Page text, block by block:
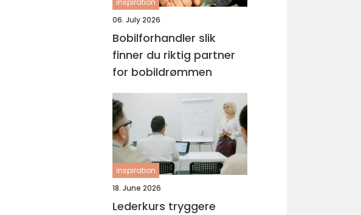
inspiration
06. July 2026
Bobilforhandler slik
finner du riktig partner
for bobildrømmen
inspiration
18. June 2026
Lederkurs tryggere